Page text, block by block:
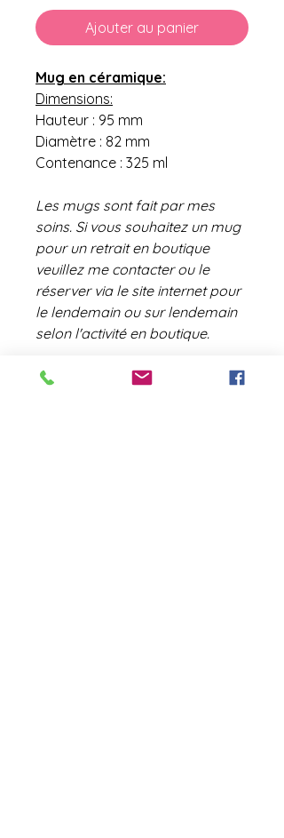
Ajouter au panier
Mug en céramique:
Dimensions:
Hauteur : 95 mm
Diamètre : 82 mm
Contenance : 325 ml
Les mugs sont fait par mes
soins. Si vous souhaitez un mug
pour un retrait en boutique
veuillez me contacter ou le
réserver via le site internet pour
le lendemain ou sur lendemain
selon l'activité en boutique.